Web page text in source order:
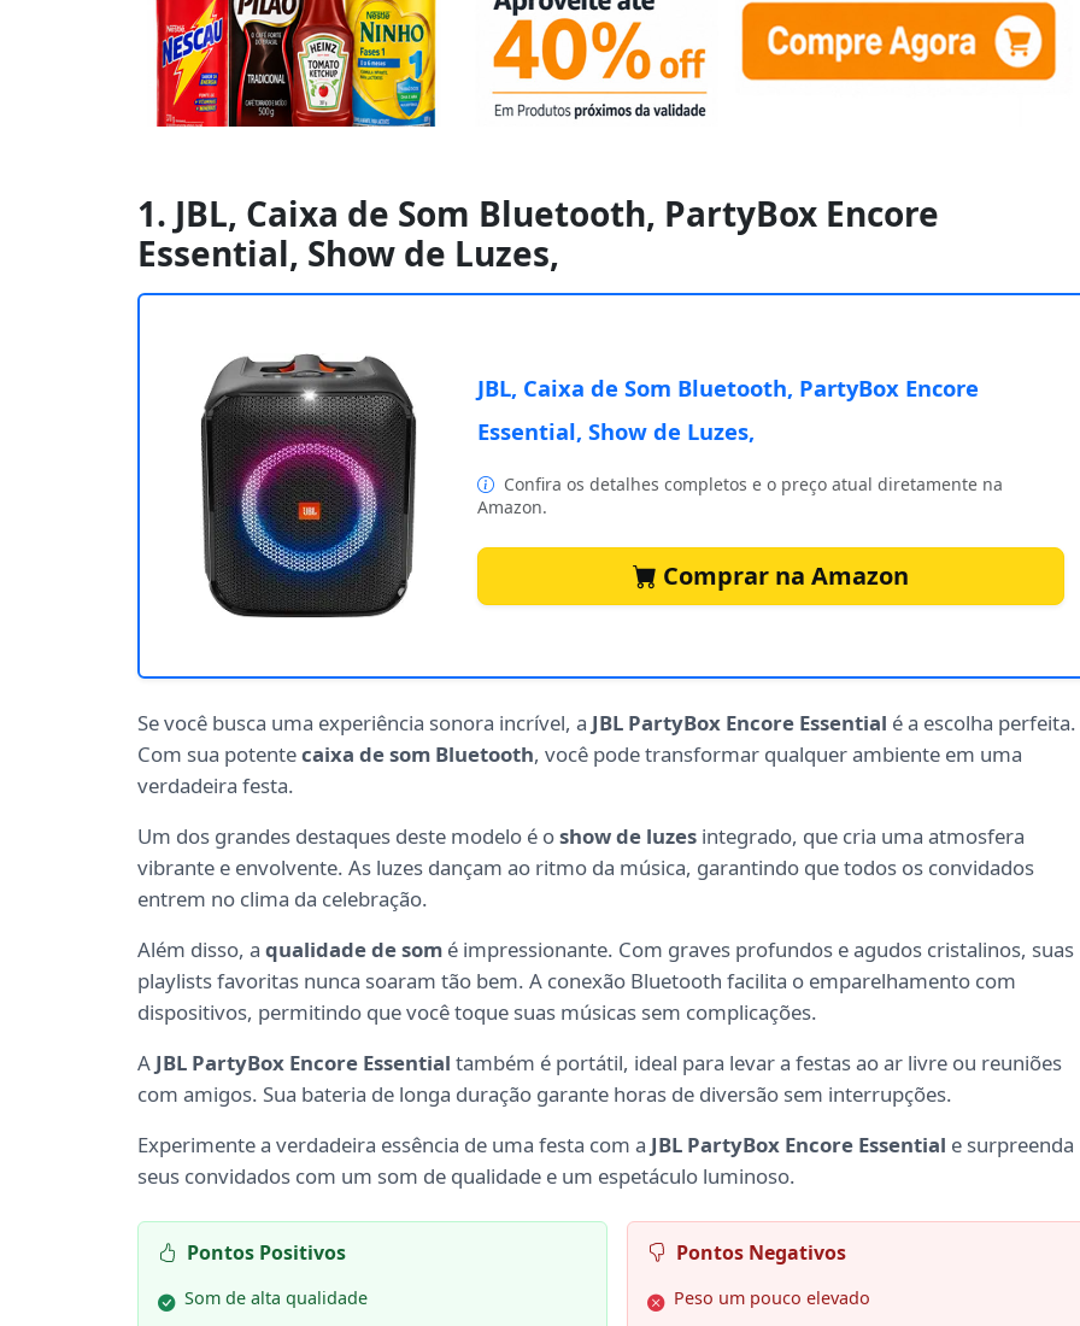
1. JBL, Caixa de Som Bluetooth, PartyBox Encore
Essential, Show de Luzes,
JBL, Caixa de Som Bluetooth, PartyBox Encore
Essential, Show de Luzes,
Confira os detalhes completos e o preço atual diretamente na
Amazon.
Comprar na Amazon
Se você busca uma experiência sonora incrível, a JBL PartyBox Encore Essential é a escolha perfeita.
Com sua potentecaixa de som Bluetooth, você pode transformar qualquer ambiente em uma
verdadeira festa.
Um dos grandes destaques deste modelo é oshow de luzes integrado, que cria uma atmosfera
vibrante e envolvente. As luzes dançam ao ritmo da música, garantindo que todos os convidados
entrem no clima da celebração.
Além disso, a qualidade de som é impressionante. Com graves profundos e agudos cristalinos, suas
playlists favoritas nunca soaram tão bem. A conexão Bluetooth facilita o emparelhamento com
dispositivos, permitindo que você toque suas músicas sem complicações.
A JBL PartyBox Encore Essential também é portátil, ideal para levar a festas ao ar livre ou reuniões
com amigos. Sua bateria de longa duração garante horas de diversão sem interrupções.
Experimente a verdadeira essência de uma festa com a JBL PartyBox Encore Essential e surpreenda
seus convidados com um som de qualidade e um espetáculo luminoso.
Pontos Positivos
Som de alta qualidade
Pontos Negativos
Peso um pouco elevado